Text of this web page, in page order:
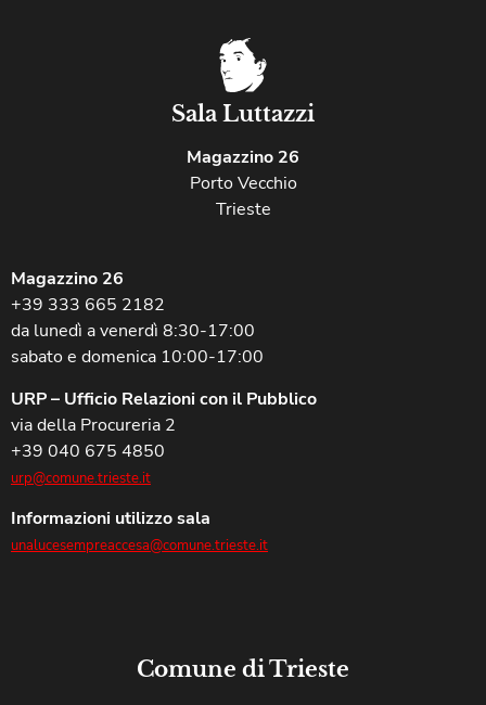
Sala Luttazzi
Magazzino 26
Porto Vecchio
Trieste
Magazzino 26
+39 333 665 2182
da lunedì a venerdì 8:30-17:00
sabato e domenica 10:00-17:00
URP – Ufficio Relazioni con il Pubblico
via della Procureria 2
+39 040 675 4850
urp@comune.trieste.it
Informazioni utilizzo sala
unalucesempreaccesa@comune.trieste.it
Comune di Trieste